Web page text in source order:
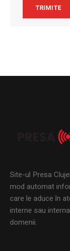
Site-ul Presa
mod automat
care le aduce în
interne sau
domenii.